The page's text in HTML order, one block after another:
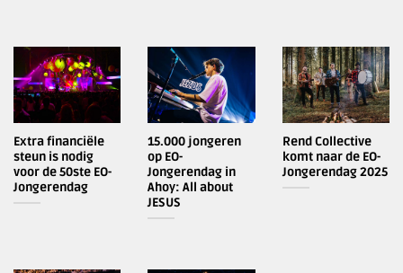
Extra financiële
steun is nodig
voor de 50ste EO-
Jongerendag
15.000 jongeren
op EO-
Jongerendag in
Ahoy: All about
JESUS
Rend Collective
komt naar de EO-
Jongerendag 2025